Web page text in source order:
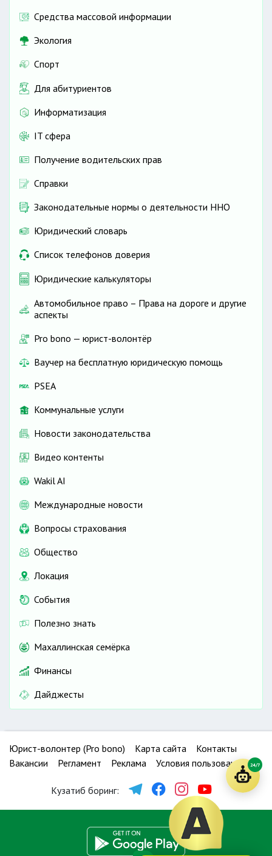
Средства массовой информации
Экология
Спорт
Для абитуриентов
Информатизация
IT сфера
Получение водительских прав
Справки
Законодательные нормы о деятельности ННО
Юридический словарь
Список телефонов доверия
Юридические калькуляторы
Автомобильное право – Права на дороге и другие
аспекты
Pro bono — юрист-волонтёр
Ваучер на бесплатную юридическую помощь
PSEA
Коммунальные услуги
Новости законодательства
Видео контенты
Wakil AI
Международные новости
Вопросы страхования
Общество
Локация
События
Полезно знать
Махаллинская семёрка
Финансы
Дайджесты
Юрист-волонтер (Pro bono) Карта сайта
Контакты
Вакансии
Регламент Реклама Условия пользования
Кузатиб боринг:
24/7